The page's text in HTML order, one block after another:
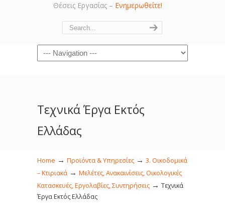
Θέσεις Εργασίας – Ενημερωθείτε!
Navigation
Τεχνικά Έργα Εκτός
Ελλάδας
Home → Προϊόντα & Υπηρεσίες → 3. Οικοδομικά
– Κτιριακά → Μελέτες, Ανακαινίσεις, Οικολογικές
Κατασκευές, Εργολαβίες, Συντηρήσεις → Τεχνικά
Έργα Εκτός Ελλάδας